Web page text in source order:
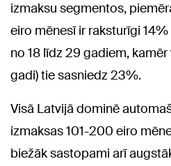
izmaksu segmentos,
eiro mēnesī ir raksturīgi
no 18 līdz 29 gadiem,
gadi) tie sasniedz 23%.
Visā Latvijā dominē
izmaksas 101-200 eiro
biežāk sastopami arī